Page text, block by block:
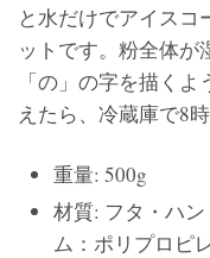
と水だけでアイスコ
ットです。粉全体が
「の」の字を描く
えたら、冷蔵庫で8
重量: 500g
材質: フタ・ハ
ム：ポリプロピ